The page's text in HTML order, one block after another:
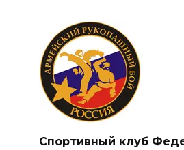
Спортивный клуб